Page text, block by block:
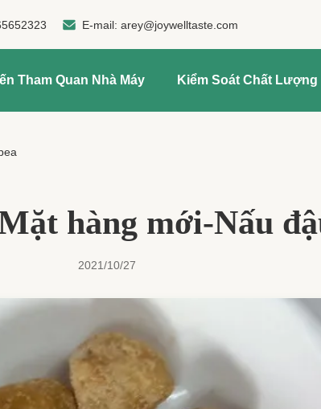
E-mail:arey@joywelltaste.com
Tham Quan Nhà Máy Kiểm Soát Chất Lượng
hàng mới-Nấu
2021/10/27